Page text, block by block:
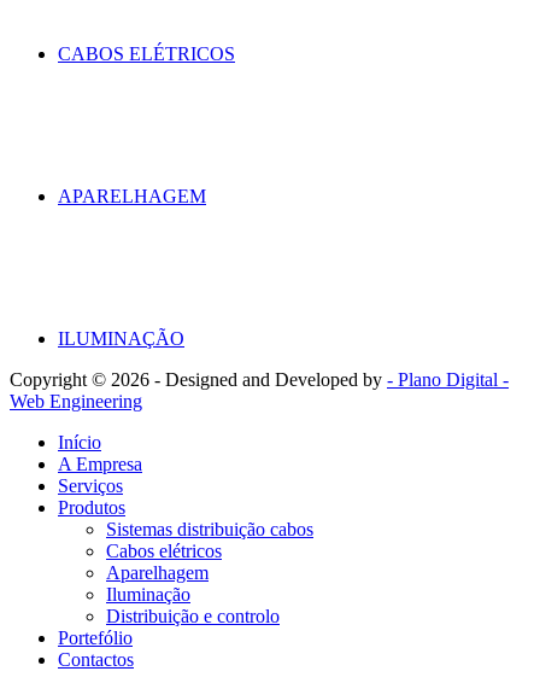
CABOS ELÉTRICOS
APARELHAGEM
ILUMINAÇÃO
Copyright © 2026 - Designed and Developed by - Plano Digital -
Web Engineering
Início
A Empresa
Serviços
Produtos
Sistemas distribuição cabos
Cabos elétricos
Aparelhagem
Iluminação
Distribuição e controlo
Portefólio
Contactos